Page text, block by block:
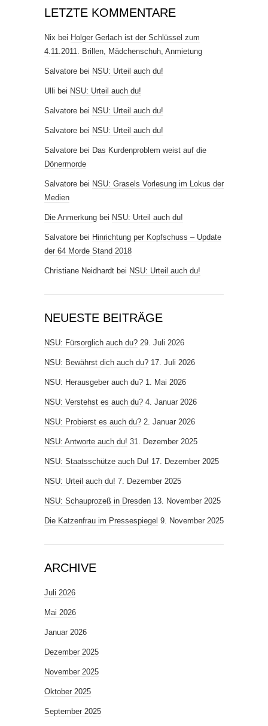
LETZTE KOMMENTARE
Nix bei Holger Gerlach ist der Schlüssel zum
4.11.2011. Brillen, Mädchenschuh, Anmietung
Salvatore bei NSU: Urteil auch du!
Ulli bei NSU: Urteil auch du!
Salvatore bei NSU: Urteil auch du!
Salvatore bei NSU: Urteil auch du!
Salvatore bei Das Kurdenproblem weist auf die
Dönermorde
Salvatore bei NSU: Grasels Vorlesung im Lokus der
Medien
Die Anmerkung bei NSU: Urteil auch du!
Salvatore bei Hinrichtung per Kopfschuss – Update
der 64 Morde Stand 2018
Christiane Neidhardt bei NSU: Urteil auch du!
NEUESTE BEITRÄGE
NSU: Fürsorglich auch du? 29. Juli 2026
NSU: Bewährst dich auch du? 17. Juli 2026
NSU: Herausgeber auch du? 1. Mai 2026
NSU: Verstehst es auch du? 4. Januar 2026
NSU: Probierst es auch du? 2. Januar 2026
NSU: Antworte auch du! 31. Dezember 2025
NSU: Staatsschütze auch Du! 17. Dezember 2025
NSU: Urteil auch du! 7. Dezember 2025
NSU: Schauprozeß in Dresden 13. November 2025
Die Katzenfrau im Pressespiegel 9. November 2025
ARCHIVE
Juli 2026
Mai 2026
Januar 2026
Dezember 2025
November 2025
Oktober 2025
September 2025